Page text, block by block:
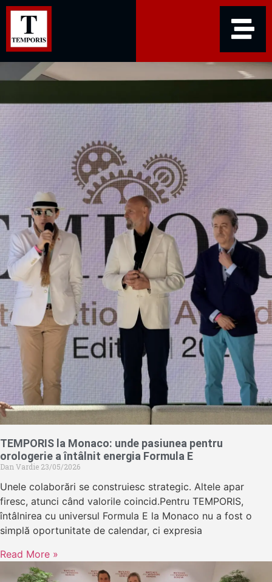
TEMPORIS la Monaco: unde pasiunea pentru
orologerie a întâlnit energia Formula E
Dan Vardie 23/05/2026
Unele colaborări se construiesc strategic. Altele apar
firesc, atunci când valorile coincid.Pentru TEMPORIS,
întâlnirea cu universul Formula E la Monaco nu a fost o
simplă oportunitate de calendar, ci expresia
Read More »